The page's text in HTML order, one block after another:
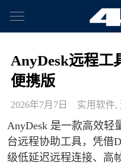
AnyDesk远程工
便携版
2026年7月7日 实用软件,
AnyDesk 是一款高效轻
台远程协助工具，凭借
级低延迟远程连接、高